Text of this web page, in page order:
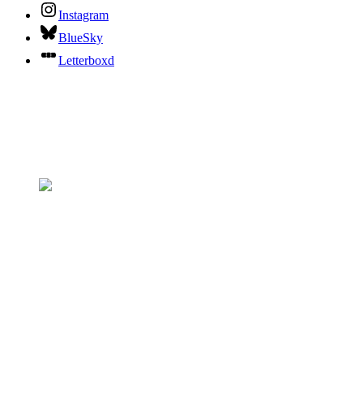
Instagram
BlueSky
Letterboxd